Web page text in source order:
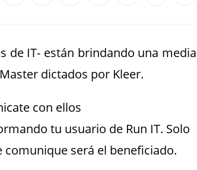
de IT- están brindando una media
dictados por Kleer.
con ellos
tu usuario de Run IT. Solo
será el beneficiado.